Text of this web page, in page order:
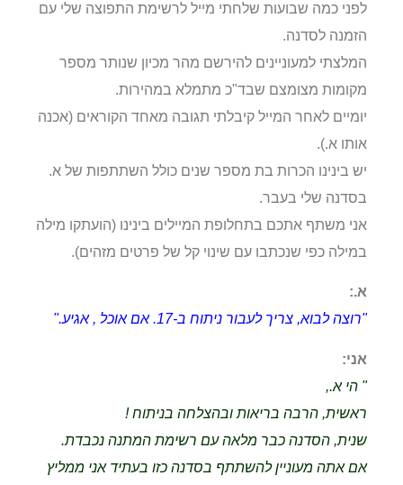
לפני כמה שבועות שלחתי מייל לרשימת התפוצה שלי עם
הזמנה לסדנה.
המלצתי למעוניינים להירשם מהר מכיון שנותר מספר
מקומות מצומצם שבד"כ מתמלא במהירות.
יומיים לאחר המייל קיבלתי תגובה מאחד הקוראים (אכנה
אותו א.).
יש בינינו הכרות בת מספר שנים כולל השתתפות של א.
בסדנה שלי בעבר.
אני משתף אתכם בתחלופת המיילים בינינו (הועתקו מילה
במילה כפי שנכתבו עם שינוי קל של פרטים מזהים).
א.:
"רוצה לבוא, צריך לעבור ניתוח ב-17. אם אוכל , אגיע."
אני:
" הי א.,
ראשית, הרבה בריאות ובהצלחה בניתוח !
שנית, הסדנה כבר מלאה עם רשימת המתנה נכבדת.
אם אתה מעוניין להשתתף בסדנה כזו בעתיד אני ממליץ